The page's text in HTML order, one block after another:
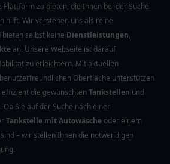
zu bieten, die Ihnen bei der Suche
hilft. Wir verstehen uns als reine
bieten selbst keine Dienstleistungen,
an. Unsere Webseite ist darauf
zu erleichtern. Mit aktuellen
Oberfläche unterstützen
die gewünschtenTankstellen und
Ob Sie auf der Suche nach einer
Tankstelle mit Autowäsche oder einem
sind – wir stellen Ihnen die notwendigen